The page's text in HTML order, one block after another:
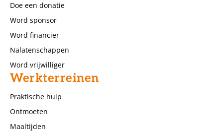
Doe een donatie
Word sponsor
Word financier
Nalatenschappen
Word vrijwilliger
Werkterreinen
Praktische hulp
Ontmoeten
Maaltijden